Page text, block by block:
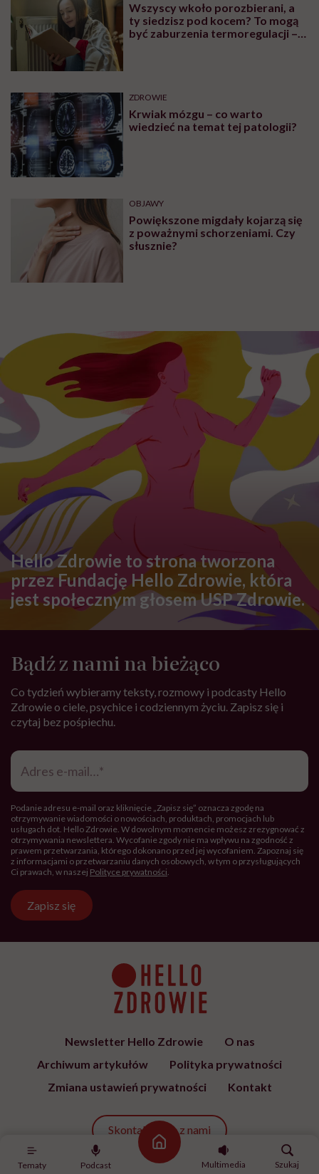
Tematy Podcast
Strona główna
Multimedia
Szukaj
Wszyscy wkoło porozbierani, a
ty siedzisz pod kocem? To mogą
być zaburzenia termoregulacji –
ZDROWIE
Krwiak mózgu – co warto
wiedzieć na temat tej patologii?
OBJAWY
Powiększone migdały kojarzą się
z poważnymi schorzeniami. Czy
słusznie?
Hello Zdrowie to strona tworzona
przez Fundację Hello Zdrowie, która
jest społecznym głosem USP Zdrowie.
Bądź z nami na bieżąco
Co tydzień wybieramy teksty, rozmowy i podcasty Hello
Zdrowie o ciele, psychice i codziennym życiu. Zapisz się i
czytaj bez pośpiechu.
Adres
mail*
Podanie adresu e-mail oraz kliknięcie „Zapisz się” oznacza zgodę na
otrzymywanie wiadomości o nowościach, produktach, promocjach lub
usługach dot. Hello Zdrowie. W dowolnym momencie możesz zrezygnować z
otrzymywania newslettera. Wycofanie zgody nie ma wpływu na zgodność z
prawem przetwarzania, którego dokonano przed jej wycofaniem. Zapoznaj się
z informacjami o przetwarzaniu danych osobowych, w tym o przysługujących
Ci prawach, w naszej Polityce prywatności.
Zapisz się
Newsletter Hello Zdrowie
O nas
Archiwum artykułów
Polityka prywatności
Zmiana ustawień prywatności
Kontakt
Skontaktuj się z nami